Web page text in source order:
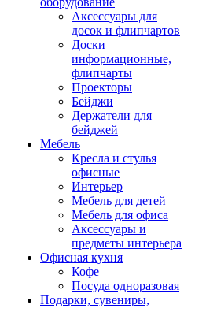
Аксессуары для
досок и флипчартов
Доски
информационные,
флипчарты
Проекторы
Бейджи
Держатели для
бейджей
Мебель
Кресла и стулья
офисные
Интерьер
Мебель для детей
Мебель для офиса
Аксессуары и
предметы интерьера
Офисная кухня
Кофе
Посуда одноразовая
Подарки, сувениры,